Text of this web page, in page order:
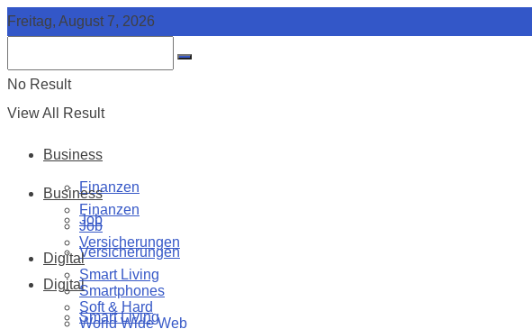
Freitag, August 7, 2026
No Result
View All Result
Business
Finanzen
Job
Versicherungen
Digital
Smart Living
Business
Finanzen
Job
Versicherungen
Digital
Smart Living
Smartphones
Soft & Hard
World Wide Web